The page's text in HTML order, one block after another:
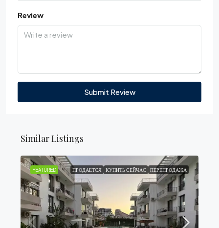
Review
Submit Review
Similar Listings
FEATURED ПРОДАЕТСЯ КУПИТЬ СЕЙЧАС ПЕРЕПРОДАЖА